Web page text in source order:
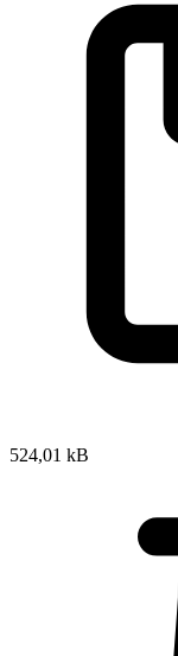
524,01 kB